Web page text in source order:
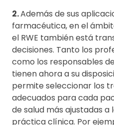
2.Además de sus
farmacéutica, en el
el RWE también está
decisiones. Tanto los
como los responsables
tienen ahora a su
permite seleccionar los
adecuados para cada
de salud más ajustadas
práctica clínica. Por